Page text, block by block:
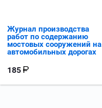
Журнал производства
работ по содержанию
мостовых сооружений на
автомобильных дорогах
185